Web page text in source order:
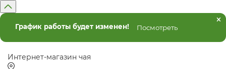
График работы будет изменен! Посмотреть
Интернет-магазин чая